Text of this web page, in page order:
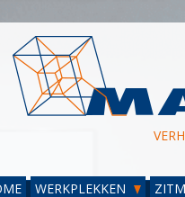
WERKPLEKKEN